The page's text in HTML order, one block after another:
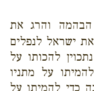
הבהמה והרג את
ישראל לנפלים
להכותו על
על מתניו
כדי להמיתו על